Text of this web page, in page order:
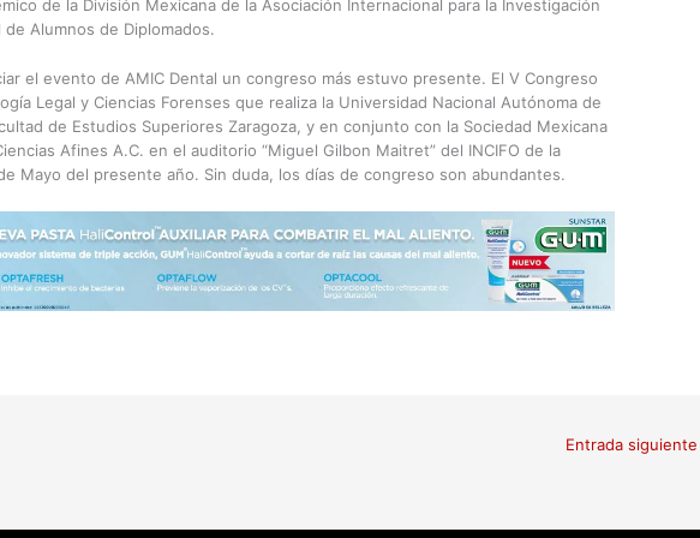
de la División Mexicana de la Asociación Internacional para la Investigación
Alumnos de Diplomados.
el evento de AMIC Dental un congreso más estuvo presente. El V Congreso
Legal y Ciencias Forenses que realiza la Universidad Nacional Autónoma de
de Estudios Superiores Zaragoza, y en conjunto con la Sociedad Mexicana
Afines A.C. en el auditorio “Miguel Gilbon Maitret” del INCIFO de la
Mayo del presente año. Sin duda, los días de congreso son abundantes.
Entrada